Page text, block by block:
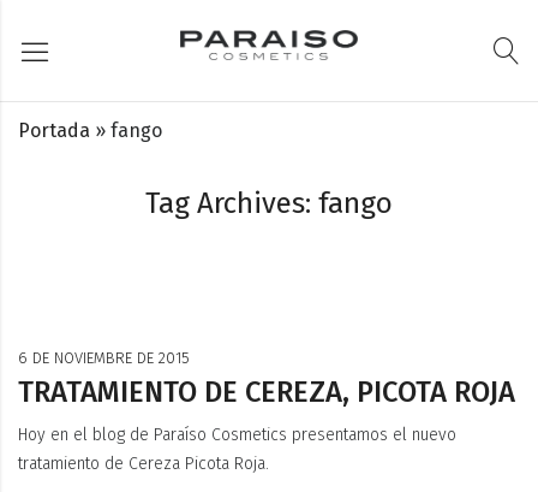
Tag Archives: fango
Portada » fango
6 DE NOVIEMBRE DE 2015
TRATAMIENTO DE CEREZA, PICOTA ROJA
Hoy en el blog de Paraíso Cosmetics presentamos el nuevo
tratamiento de Cereza Picota Roja.